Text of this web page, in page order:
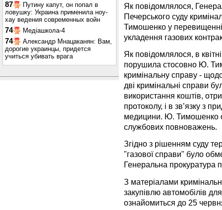
87
Путину капут, он попал в
ловушку: Украина применила ноу-
хау ведения современных войн
74 Медіашкола-4
74
Александр Мнацаканян: Вам,
дорогие украинцы, придется
учиться убивать врага
Як повідомлялося,
Печерського суду
Тимошенко у
укладення газових
Як повідомлялося, в
порушила стосовно Ю.
кримінальну справу -
дві кримінальні справи
використання коштів,
протоколу, і в зв’язку з
медицини. Ю. Тимошенко
службових повноважень.
Згідно з рішенням суду
"газової справи" було
Генеральна прокуратура
З матеріалами
закупівлю автомобілів
ознайомиться до 25